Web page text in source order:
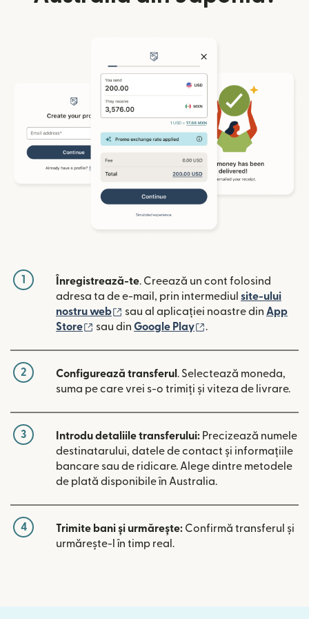
1 Înregistrează-te. Creează un cont folosind
adresa ta de e-mail, prin intermediul site-ului
nostru web
(se deschide într-o fereastră nouă)
sau al aplicației noastre din App
Store
(se deschide într-o fereastră nouă)
sau din Google Play .
2 Configurează transferul . Selectează moneda,
suma pe care vrei s-o trimiți și viteza de livrare.
3 Introdu detaliile transferului: Precizează numele
destinatarului, datele de contact și informațiile
bancare sau de ridicare. Alege dintre metodele
de plată disponibile în Australia.
4 Trimite bani și urmărește: Confirmă transferul și
urmărește-l în timp real.